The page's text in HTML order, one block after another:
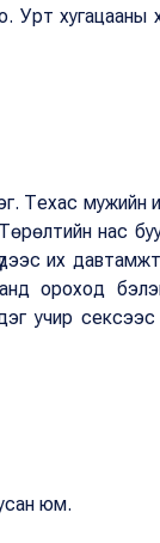
хугацааны
Техас
нас
их
ороход
учир
юм.